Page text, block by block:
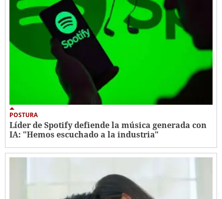
POSTURA
Líder de Spotify defiende la música generada con
IA: "Hemos escuchado a la industria"